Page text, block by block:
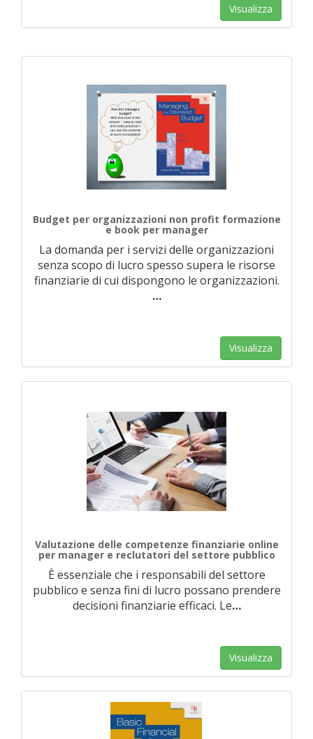
Visualizza
Budget per organizzazioni non profit formazione
e book per manager
La domanda per i servizi delle organizzazioni
senza scopo di lucro spesso supera le risorse
finanziarie di cui dispongono le organizzazioni.
…
Visualizza
Valutazione delle competenze finanziarie online
per manager e reclutatori del settore pubblico
È essenziale che i responsabili del settore
pubblico e senza fini di lucro possano prendere
decisioni finanziarie efficaci. Le…
Visualizza